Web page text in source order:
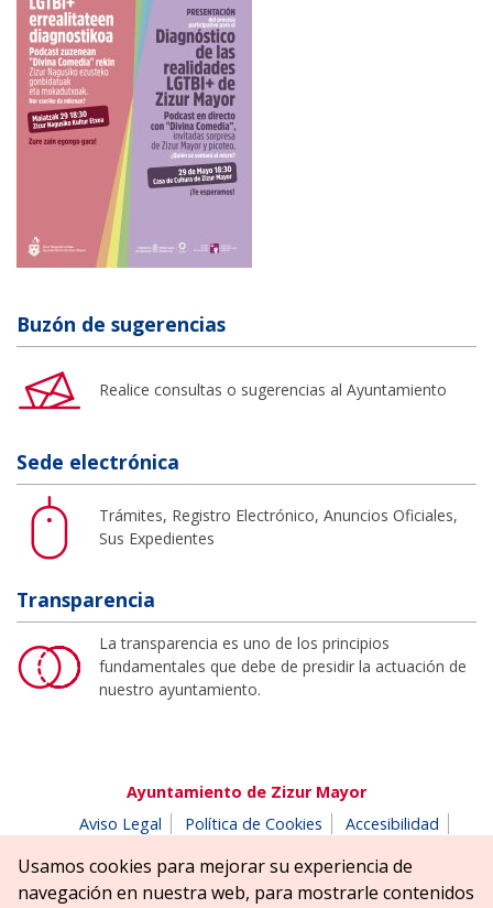
Buzón de sugerencias
Realice consultas o sugerencias al Ayuntamiento
Sede electrónica
Trámites, Registro Electrónico, Anuncios Oficiales,
Sus Expedientes
Transparencia
La transparencia es uno de los principios
fundamentales que debe de presidir la actuación de
nuestro ayuntamiento.
Ayuntamiento de Zizur Mayor
Aviso Legal
Política de Cookies
Accesibilidad
Parque Erreniega parkea, s/n | 31180 Zizur Mayor-Zizur
Nagusia (NAVARRA-NAFARROA)
Usamos cookies para mejorar su experiencia de
navegación en nuestra web, para mostrarle contenidos